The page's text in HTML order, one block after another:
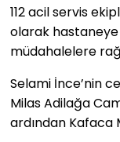
112 acil servis
olarak hastaneye
müdahalelere
Selami İnce’nin
Milas Adilağa
ardından Kafaca